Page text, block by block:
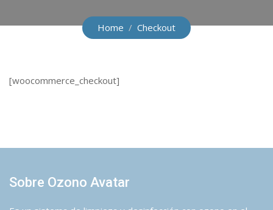
Home Checkout
[woocommerce_checkout]
Sobre Ozono Avatar